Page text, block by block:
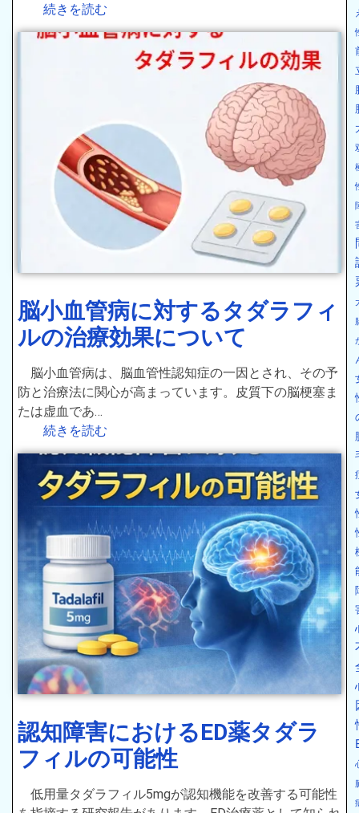
続きを読む
脳小血管病に対するタダラフィ
ルの治療効果について
脳小血管病は、脳血管性認知症の一因とされ、その予
防と治療法に関心が高まっています。皮質下の脳梗塞ま
たは虚血であ…
続きを読む
認知障害におけるED薬タダラ
フィルの可能性
低用量タダラフィル5mgが認知機能を改善する可能性